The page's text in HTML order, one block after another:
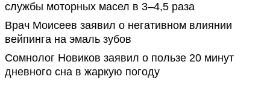
службы моторных масел в 3–4,5 раза
Врач Моисеев заявил о негативном влиянии
вейпинга на эмаль зубов
Сомнолог Новиков заявил о пользе 20 минут
дневного сна в жаркую погоду